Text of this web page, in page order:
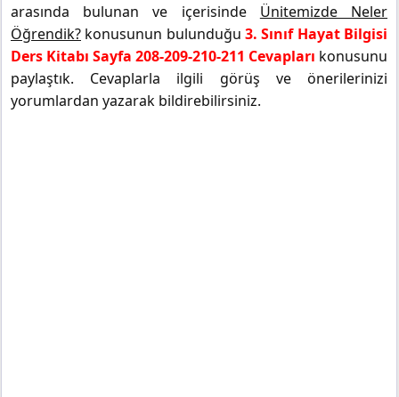
arasında bulunan ve içerisinde Ünitemizde Neler
Öğrendik? konusunun bulunduğu 3. Sınıf Hayat Bilgisi
Ders Kitabı Sayfa 208-209-210-211 Cevapları konusunu
paylaştık. Cevaplarla ilgili görüş ve önerilerinizi
yorumlardan yazarak bildirebilirsiniz.